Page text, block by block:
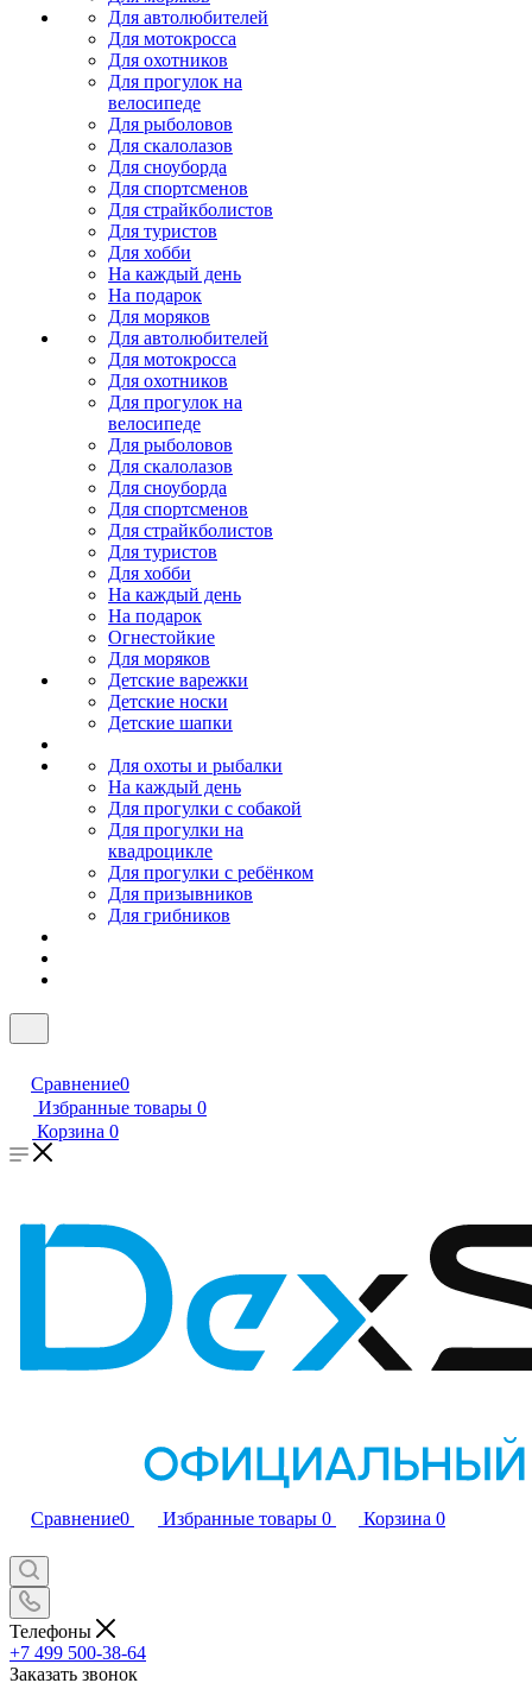
Для автолюбителей
Для мотокросса
Для охотников
Для прогулок на
велосипеде
Для рыболовов
Для скалолазов
Для сноуборда
Для спортсменов
Для страйкболистов
Для туристов
Для хобби
На каждый день
На подарок
Для моряков
Для автолюбителей
Для мотокросса
Для охотников
Для прогулок на
велосипеде
Для рыболовов
Для скалолазов
Для сноуборда
Для спортсменов
Для страйкболистов
Для туристов
Для хобби
На каждый день
На подарок
Огнестойкие
Для моряков
Детские варежки
Детские носки
Детские шапки
Для охоты и рыбалки
На каждый день
Для прогулки с собакой
Для прогулки на
квадроцикле
Для прогулки с ребёнком
Для призывников
Для грибников
Сравнение0
Избранные товары 0
Корзина 0
Сравнение0 Избранные товары 0 Корзина 0
Телефоны
+7 499 500-38-64
Заказать звонок